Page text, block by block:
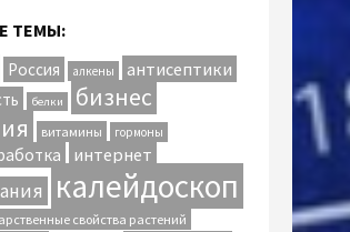
ТЕМЫ:
Россия алкены антисептики
белки бизнес
витамины гормоны
интернет
калейдоскоп
свойства растений